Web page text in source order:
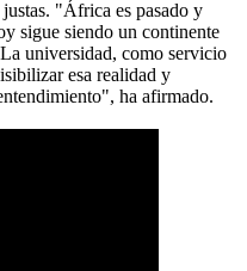
"África es pasado y
sigue siendo un continente
universidad, como servicio
esa realidad y
ha afirmado.